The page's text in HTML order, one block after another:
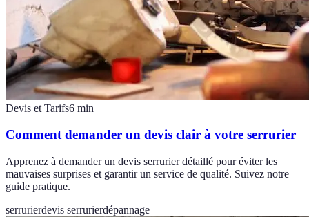
Devis et Tarifs6 min
Comment demander un devis clair à votre serrurier
Apprenez à demander un devis serrurier détaillé pour éviter les
mauvaises surprises et garantir un service de qualité. Suivez notre
guide pratique.
serrurierdevis serrurierdépannage